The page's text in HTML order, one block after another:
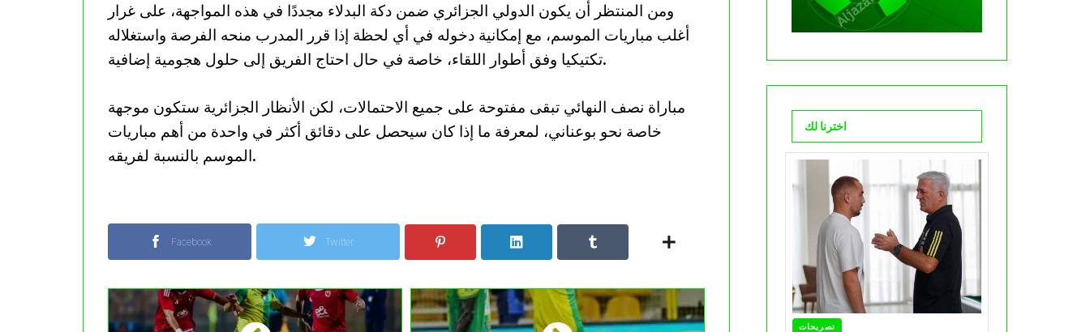
ومن المنتظر أن يكون الدولي الجزائري ضمن دكة البدلاء مجددًا في هذه المواجهة، على غرار
أغلب مباريات الموسم، مع إمكانية دخوله في أي لحظة إذا قرر المدرب منحه الفرصة واستغلاله
تكتيكيا وفق أطوار اللقاء، خاصة في حال احتاج الفريق إلى حلول هجومية إضافية.
مباراة نصف النهائي تبقى مفتوحة على جميع الاحتمالات، لكن الأنظار الجزائرية ستكون موجهة
خاصة نحو بوعناني، لمعرفة ما إذا كان سيحصل على دقائق أكثر في واحدة من أهم مباريات
الموسم بالنسبة لفريقه.
Facebook Twitter
اخترنا لك
تصريحات